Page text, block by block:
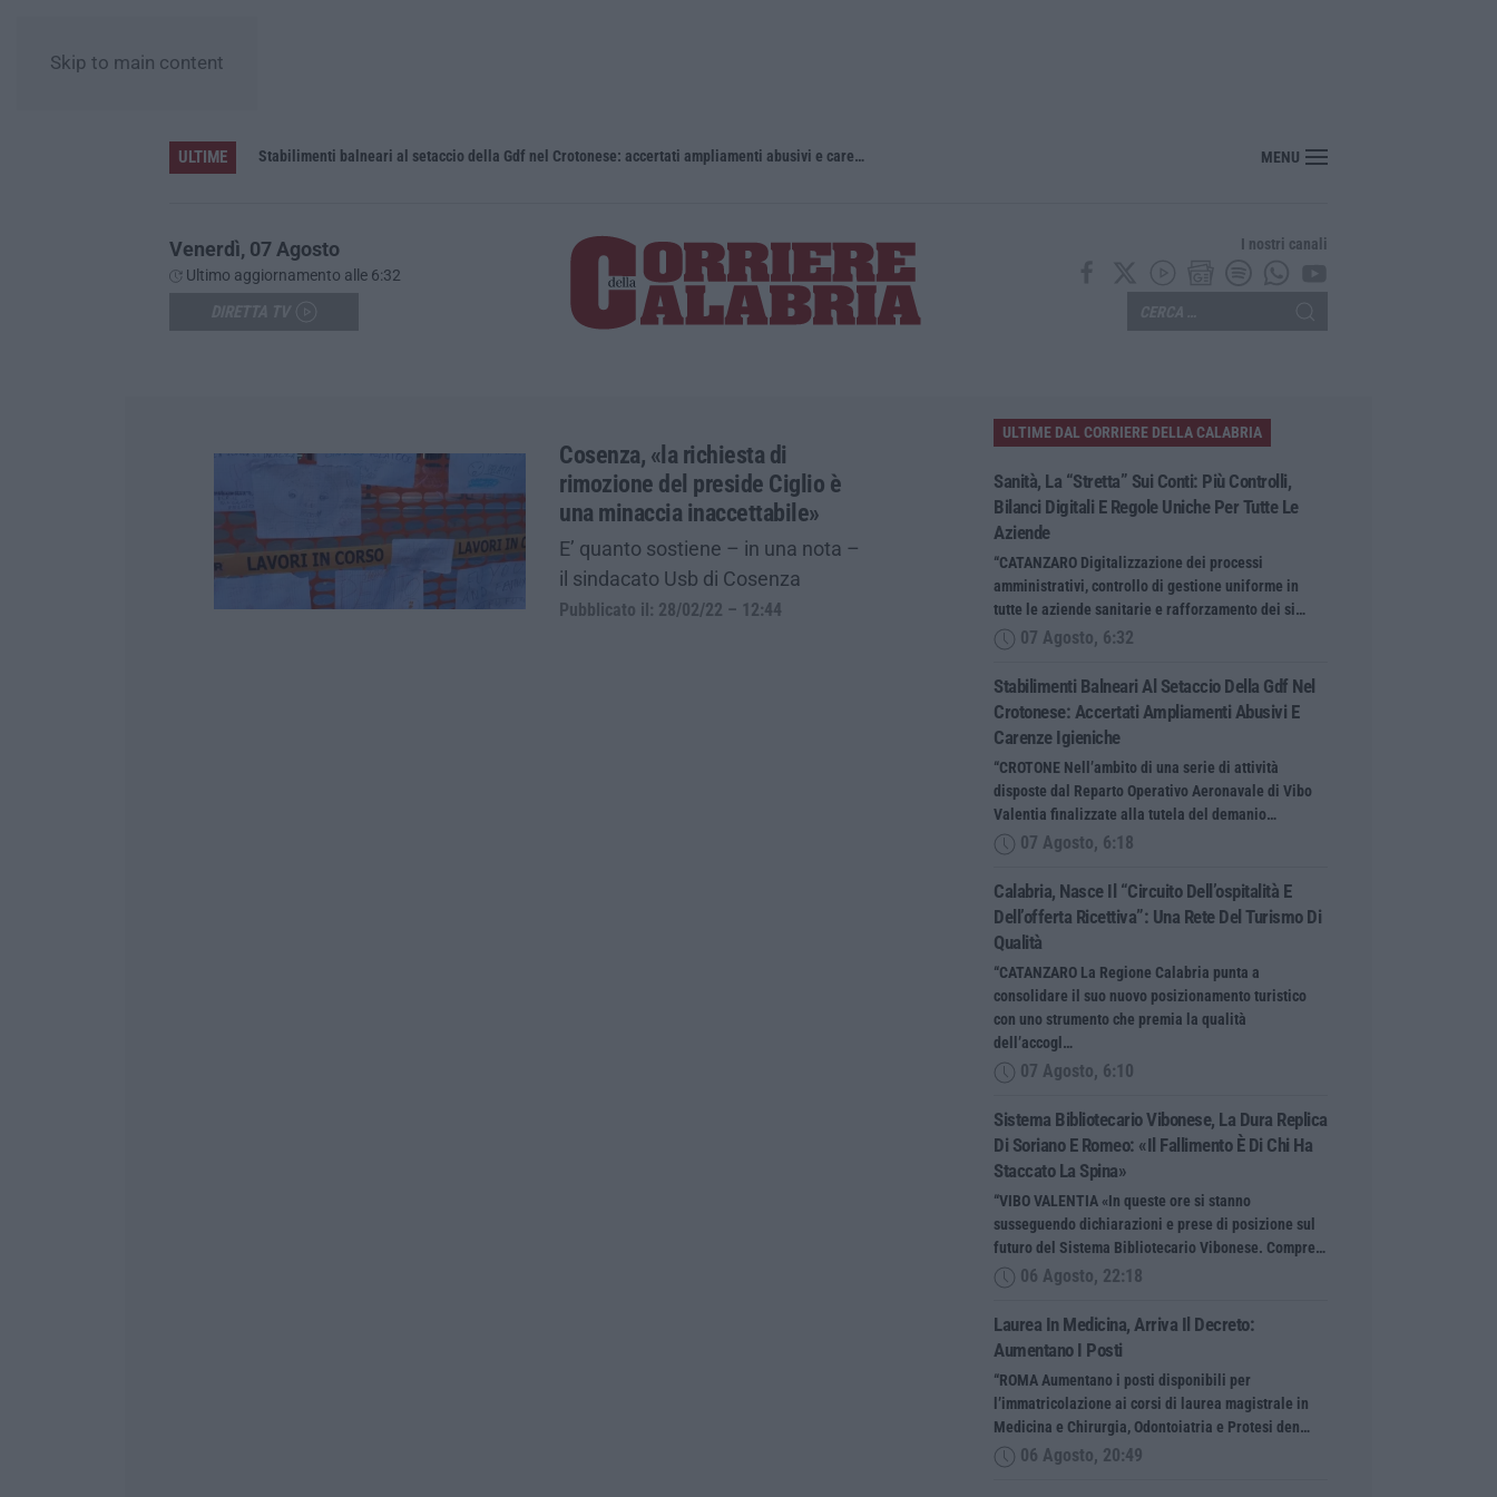
Skip to main content
ULTIME Stabilimenti balneari al setaccio della Gdf nel Crotonese: accertati ampliamenti abusivi e carenze igieniche Calabria, nasce il “Circuito dell’ospitalità e dell’offerta ricettiva”: una rete del turismo di
MENU
Venerdì, 07 Agosto
Ultimo aggiornamento alle 6:32
I nostri canali
Cosenza, «la richiesta di
rimozione del preside Ciglio è
una minaccia inaccettabile»
E’ quanto sostiene – in una nota –
il sindacato Usb di Cosenza
Pubblicato il: 28/02/22 – 12:44
ULTIME DAL CORRIERE DELLA CALABRIA
Sanità, La “stretta” Sui Conti: Più Controlli,
Bilanci Digitali E Regole Uniche Per Tutte Le
Aziende
“CATANZARO Digitalizzazione dei processi
amministrativi, controllo di gestione uniforme in
tutte le aziende sanitarie e rafforzamento dei si…
07 Agosto, 6:32
Stabilimenti Balneari Al Setaccio Della Gdf Nel
Crotonese: Accertati Ampliamenti Abusivi E
Carenze Igieniche
“CROTONE Nell’ambito di una serie di attività
disposte dal Reparto Operativo Aeronavale di Vibo
Valentia finalizzate alla tutela del demanio…
07 Agosto, 6:18
Calabria, Nasce Il “Circuito Dell’ospitalità E
Dell’offerta Ricettiva”: Una Rete Del Turismo Di
Qualità
“CATANZARO La Regione Calabria punta a
consolidare il suo nuovo posizionamento turistico
con uno strumento che premia la qualità
dell’accogl…
07 Agosto, 6:10
Sistema Bibliotecario Vibonese, La Dura Replica
Di Soriano E Romeo: «Il Fallimento È Di Chi Ha
Staccato La Spina»
“VIBO VALENTIA «In queste ore si stanno
susseguendo dichiarazioni e prese di posizione sul
futuro del Sistema Bibliotecario Vibonese. Compre…
06 Agosto, 22:18
Laurea In Medicina, Arriva Il Decreto:
Aumentano I Posti
“ROMA Aumentano i posti disponibili per
l’immatricolazione ai corsi di laurea magistrale in
Medicina e Chirurgia, Odontoiatria e Protesi den…
06 Agosto, 20:49